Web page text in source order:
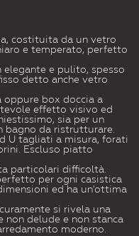
costituita da un vetro
e temperato, perfetto
elegante e pulito, spesso
detto anche vetro
oppure box doccia a
effetto visivo ed
sia per un
bagno da ristrutturare.
U tagliati a misura, forati
Escluso piatto
particolari difficoltà.
per ogni casistica
ed ha un'ottima
si rivela una
non delude e non stanca
moderno.